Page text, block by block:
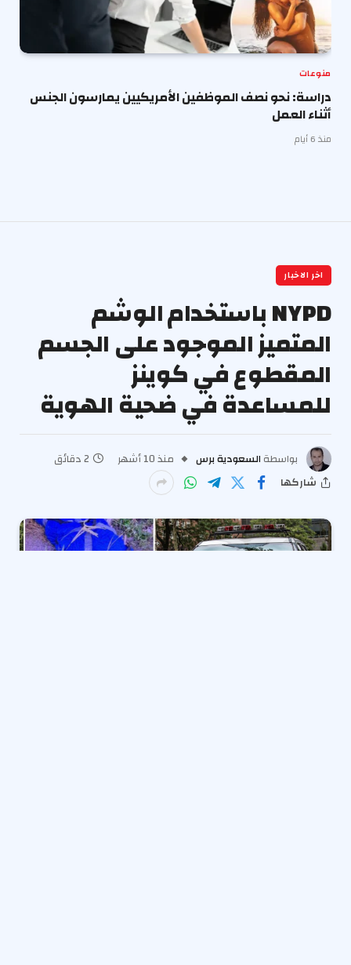
منوعات
دراسة: نحو نصف الموظفين الأمريكيين يمارسون الجنس
أثناء العمل
منذ 6 أيام
اخر الاخبار
NYPD باستخدام الوشم
المتميز الموجود على الجسم
المقطوع في كوينز
للمساعدة في ضحية الهوية
بواسطة السعودية برس منذ 10 أشهر
2 دقائق
شاركها